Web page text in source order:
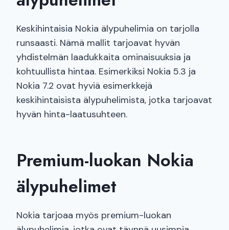
Keskihintaisia Nokia älypuhelimia on tarjolla
runsaasti. Nämä mallit tarjoavat hyvän
yhdistelmän laadukkaita ominaisuuksia ja
kohtuullista hintaa. Esimerkiksi Nokia 5.3 ja
Nokia 7.2 ovat hyviä esimerkkejä
keskihintaisista älypuhelimista, jotka tarjoavat
hyvän hinta-laatusuhteen.
Premium-luokan Nokia
älypuhelimet
Nokia tarjoaa myös premium-luokan